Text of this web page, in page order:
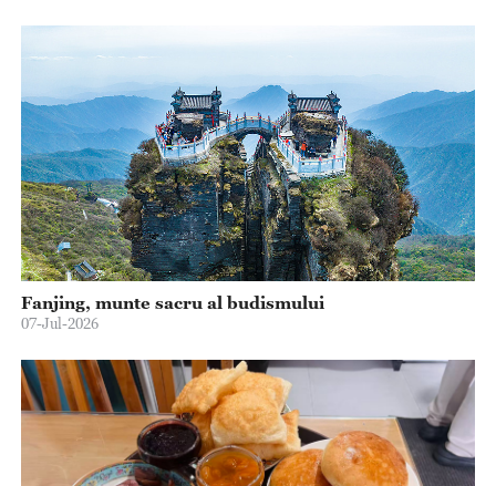
Fanjing, munte sacru al budismului
07-Jul-2026